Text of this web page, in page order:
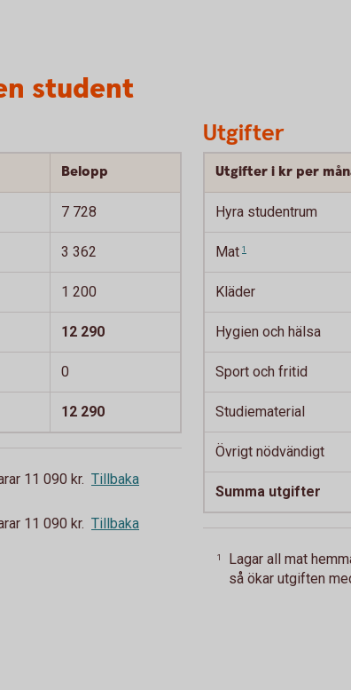
student
Belopp
7 728
3 362
1 200
12 290
0
12 290
11 090 kr. Tillbaka
11 090 kr. Tillbaka
Utgifter
Utgifter i kr per
Hyra studentrum
Mat 1
Kläder
Hygien och hälsa
Sport och fritid
Studiematerial
Övrigt nödvändigt
Summa utgifter
1
Lagar all mat
så ökar utgiften